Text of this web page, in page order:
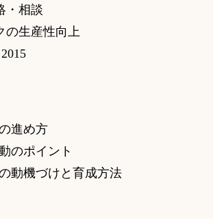
・相談
の生産性向上
進め方
のポイント
動機づけと育成方法